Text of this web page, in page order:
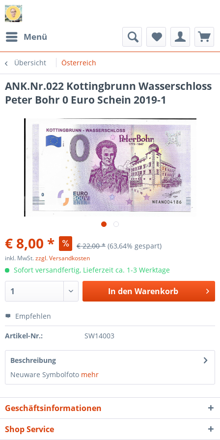
Menü
Übersicht Österreich
ANK.Nr.022 Kottingbrunn Wasserschloss
Peter Bohr 0 Euro Schein 2019-1
€ 8,00 * € 22,00 * (63,64% gespart)
inkl. MwSt.zzgl. Versandkosten
Sofort versandfertig, Lieferzeit ca. 1-3 Werktage
In den Warenkorb
Empfehlen
Artikel-Nr.: SW14003
Beschreibung
Neuware Symbolfoto mehr
Geschäftsinformationen
Shop Service